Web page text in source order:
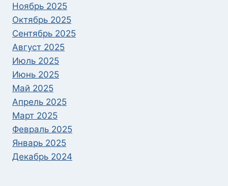
Ноябрь 2025
Октябрь 2025
Сентябрь 2025
Август 2025
Июль 2025
Июнь 2025
Май 2025
Апрель 2025
Март 2025
Февраль 2025
Январь 2025
Декабрь 2024